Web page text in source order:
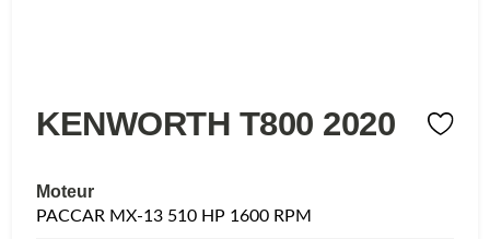
KENWORTH T800 2020
Moteur
PACCAR MX-13 510 HP 1600 RPM